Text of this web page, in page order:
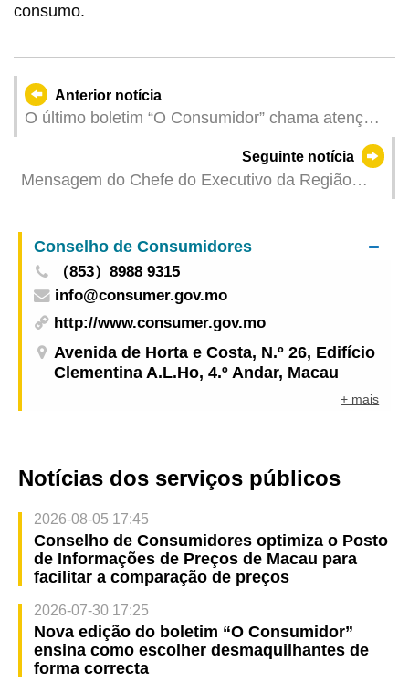
consumo.
Anterior notícia
O último boletim “O Consumidor” chama atenção
à segurança de dados pessoais na utilização de
electrodomésticos inteligentesSeguinte notícia
Mensagem do Chefe do Executivo da Região
por ocasião do Ano Novo da Serpente Escrever
juntos um capítulo esplêndido Criar juntos um
futuro brilhante
Conselho de Consumidores
（853）8988 9315
info@consumer.gov.mo
http://www.consumer.gov.mo
Avenida de Horta e Costa, N.º 26, Edifício
Clementina A.L.Ho, 4.º Andar, Macau
+ mais
Notícias dos serviços públicos
2026-08-05 17:45
Conselho de Consumidores optimiza o Posto
de Informações de Preços de Macau para
facilitar a comparação de preços
2026-07-30 17:25
Nova edição do boletim “O Consumidor”
ensina como escolher desmaquilhantes de
forma correcta